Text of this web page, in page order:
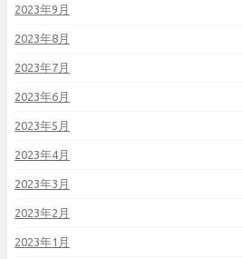
2023年9月
2023年8月
2023年7月
2023年6月
2023年5月
2023年4月
2023年3月
2023年2月
2023年1月